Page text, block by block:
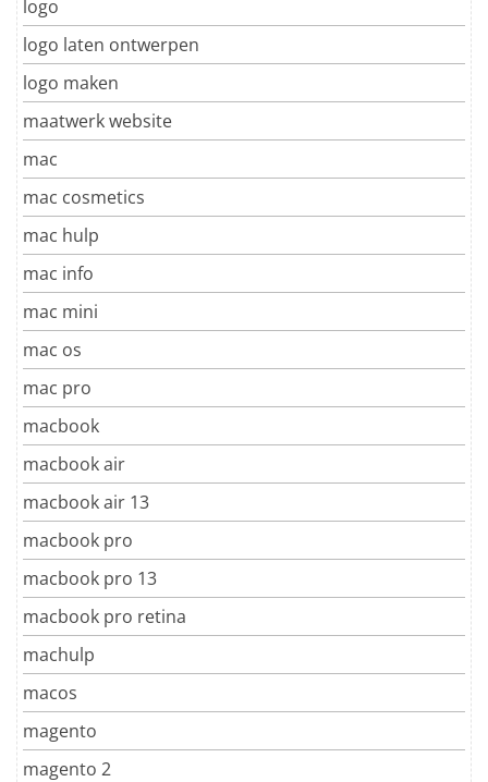
logo
logo laten ontwerpen
logo maken
maatwerk website
mac
mac cosmetics
mac hulp
mac info
mac mini
mac os
mac pro
macbook
macbook air
macbook air 13
macbook pro
macbook pro 13
macbook pro retina
machulp
macos
magento
magento 2